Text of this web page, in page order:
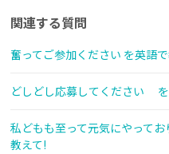
関連する質問
奮ってご参加ください を英語で
どしどし応募してください
私どもも至って元気にやって
教えて!